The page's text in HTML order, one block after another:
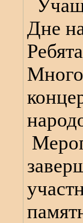
Дне